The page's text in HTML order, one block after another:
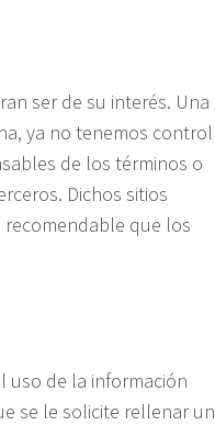
ser de su interés. Una
ya no tenemos control
de los términos o
Dichos sitios
que los
uso de la información
se le solicite rellenar un